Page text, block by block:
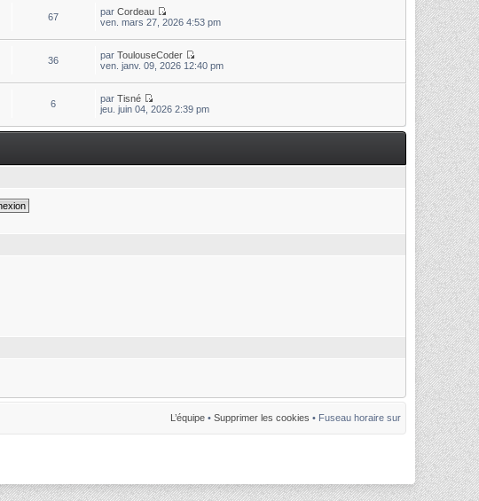
67 parCordeau
ven. mars 27, 2026 4:53 pm
36 parToulouseCoder
ven. janv. 09, 2026 12:40 pm
6 parTisné
jeu. juin 04, 2026 2:39 pm
L’équipe • Supprimer les cookies • Fuseau horaire sur